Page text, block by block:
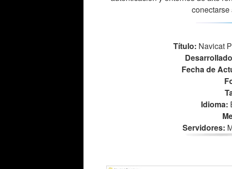
conectarse
Título: Navicat
Fecha de
Idioma:
Servidores: